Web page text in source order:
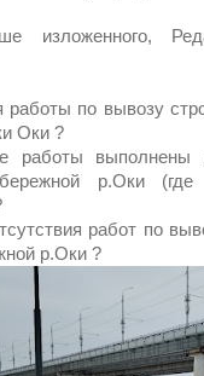
изложенного,
работы по вывозу
Оки ?
работы выполнены
р.Оки
работ по
р.Оки ?